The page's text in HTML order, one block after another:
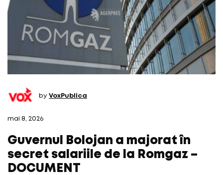
by VoxPublica
mai 8, 2026
Guvernul Bolojan a majorat în
secret salariile de la Romgaz –
DOCUMENT